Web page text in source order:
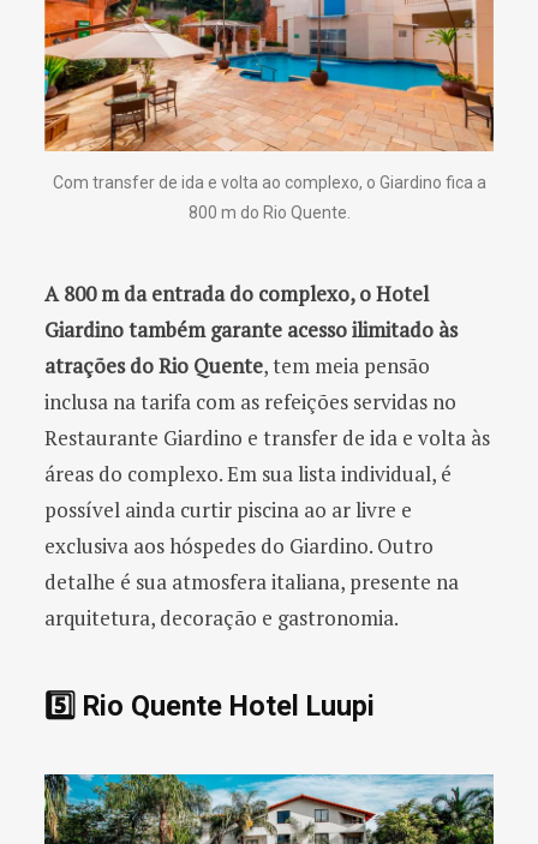
Com transfer de ida e volta ao complexo, o Giardino fica a
800 m do Rio Quente.
A 800 m da entrada do complexo, o Hotel
Giardino também garante acesso ilimitado às
atrações do Rio Quente, tem meia pensão
inclusa na tarifa com as refeições servidas no
Restaurante Giardino e transfer de ida e volta às
áreas do complexo. Em sua lista individual, é
possível ainda curtir piscina ao ar livre e
exclusiva aos hóspedes do Giardino. Outro
detalhe é sua atmosfera italiana, presente na
arquitetura, decoração e gastronomia.
5️⃣ Rio Quente Hotel Luupi